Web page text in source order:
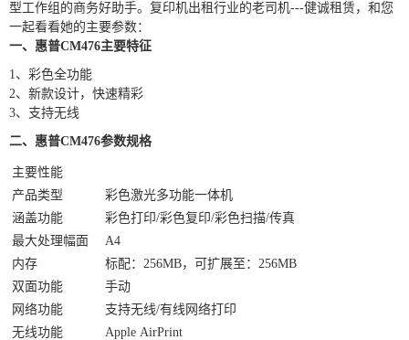
型工作组的商务好助手。复印机出租行业的老司机---健诚租赁，和您
一起看看她的主要参数：
一、惠普CM476主要特征
1、彩色全功能
2、新款设计，快速精彩
3、支持无线
二、 惠普CM476参数规格
主要性能
产品类型
彩色激光多功能一体机
涵盖功能
彩色打印/彩色复印/彩色扫描/传真
最大处理幅面
A4
内存
标配：256MB，可扩展至：256MB
双面功能
手动
网络功能
支持无线/有线网络打印
无线功能
Apple AirPrint